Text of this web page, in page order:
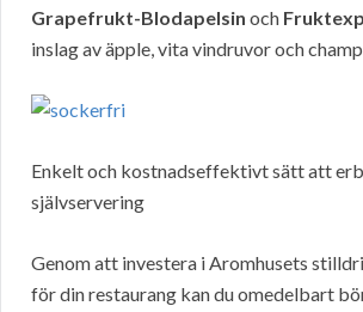
Grapefrukt-Blodapelsin och
inslag av äpple, vita vindruvor och
Enkelt och kostnadseffektivt sätt att
självservering
Genom att investera i Aromhusets
för din restaurang kan du omedelbart